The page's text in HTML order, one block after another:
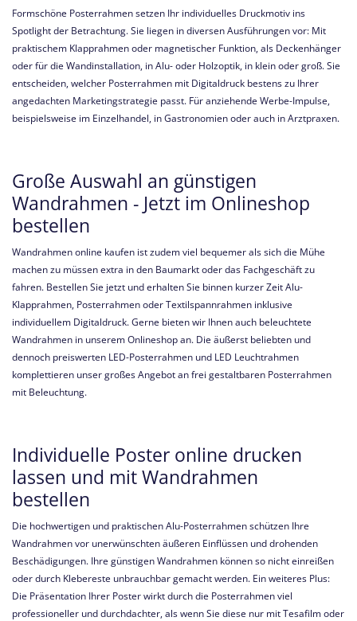
Formschöne Posterrahmen setzen Ihr individuelles Druckmotiv ins
Spotlight der Betrachtung. Sie liegen in diversen Ausführungen vor: Mit
praktischem Klapprahmen oder magnetischer Funktion, als Deckenhänger
oder für die Wandinstallation, in Alu- oder Holzoptik, in klein oder groß. Sie
entscheiden, welcher Posterrahmen mit Digitaldruck bestens zu Ihrer
angedachten Marketingstrategie passt. Für anziehende Werbe-Impulse,
beispielsweise im Einzelhandel, in Gastronomien oder auch in Arztpraxen.
Große Auswahl an günstigen
Wandrahmen - Jetzt im Onlineshop
bestellen
Wandrahmen online kaufen ist zudem viel bequemer als sich die Mühe
machen zu müssen extra in den Baumarkt oder das Fachgeschäft zu
fahren. Bestellen Sie jetzt und erhalten Sie binnen kurzer Zeit Alu-
Klapprahmen, Posterrahmen oder Textilspannrahmen inklusive
individuellem Digitaldruck. Gerne bieten wir Ihnen auch beleuchtete
Wandrahmen in unserem Onlineshop an. Die äußerst beliebten und
dennoch preiswerten LED-Posterrahmen und LED Leuchtrahmen
komplettieren unser großes Angebot an frei gestaltbaren Posterrahmen
mit Beleuchtung.
Individuelle Poster online drucken
lassen und mit Wandrahmen
bestellen
Die hochwertigen und praktischen Alu-Posterrahmen schützen Ihre
Wandrahmen vor unerwünschten äußeren Einflüssen und drohenden
Beschädigungen. Ihre günstigen Wandrahmen können so nicht einreißen
oder durch Klebereste unbrauchbar gemacht werden. Ein weiteres Plus:
Die Präsentation Ihrer Poster wirkt durch die Posterrahmen viel
professioneller und durchdachter, als wenn Sie diese nur mit Tesafilm oder